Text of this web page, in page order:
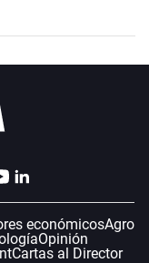
económicosAgro
Opinión
Cartas al Director